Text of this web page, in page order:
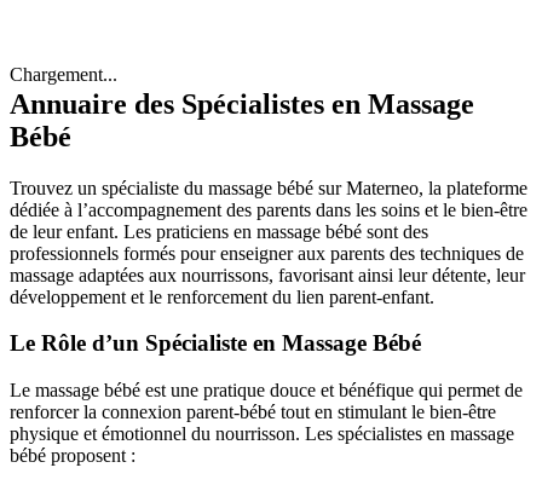
Chargement...
Annuaire des Spécialistes en Massage
Bébé
Trouvez un spécialiste du massage bébé sur Materneo, la plateforme
dédiée à l’accompagnement des parents dans les soins et le bien-être
de leur enfant. Les praticiens en massage bébé sont des
professionnels formés pour enseigner aux parents des techniques de
massage adaptées aux nourrissons, favorisant ainsi leur détente, leur
développement et le renforcement du lien parent-enfant.
Le Rôle d’un Spécialiste en Massage Bébé
Le massage bébé est une pratique douce et bénéfique qui permet de
renforcer la connexion parent-bébé tout en stimulant le bien-être
physique et émotionnel du nourrisson. Les spécialistes en massage
bébé proposent :